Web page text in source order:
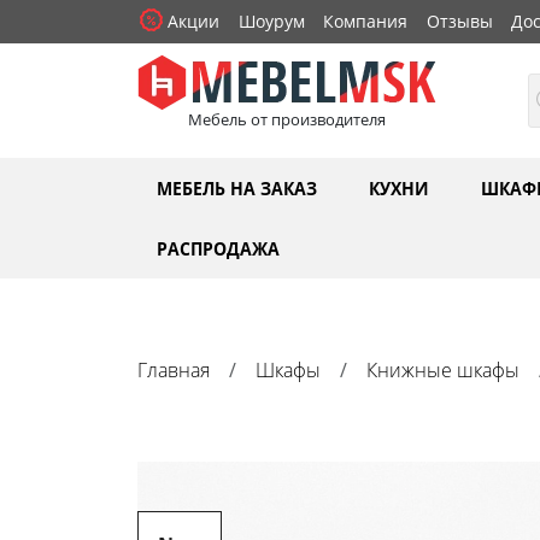
Акции Шоурум Компания Отзывы
Мебель от производителя
МЕБЕЛЬ НА ЗАКАЗ КУХНИ
РАСПРОДАЖА
Главная Шкафы Книжные шкафы